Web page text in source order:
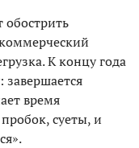
обострить
К концу года
завершается
время
суеты, и